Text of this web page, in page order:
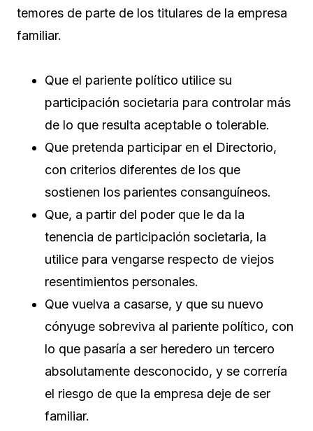
temores de parte de los titulares de la empresa
familiar.
Que el pariente político utilice su
participación societaria para controlar más
de lo que resulta aceptable o tolerable.
Que pretenda participar en el Directorio,
con criterios diferentes de los que
sostienen los parientes consanguíneos.
Que, a partir del poder que le da la
tenencia de participación societaria, la
utilice para vengarse respecto de viejos
resentimientos personales.
Que vuelva a casarse, y que su nuevo
cónyuge sobreviva al pariente político, con
lo que pasaría a ser heredero un tercero
absolutamente desconocido, y se correría
el riesgo de que la empresa deje de ser
familiar.